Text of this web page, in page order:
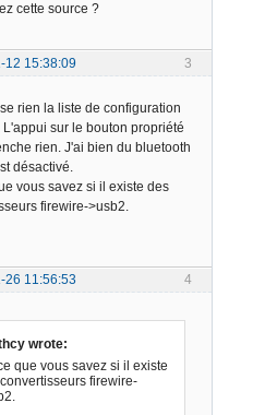
cette source ?
3
12 15:38:09
rien la liste de configuration
L'appui sur le bouton propriété
rien. J'ai bien du bluetooth
désactivé.
vous savez si il existe des
firewire->usb2.
4
26 11:56:53
wrote:
que vous savez si il existe
firewire-